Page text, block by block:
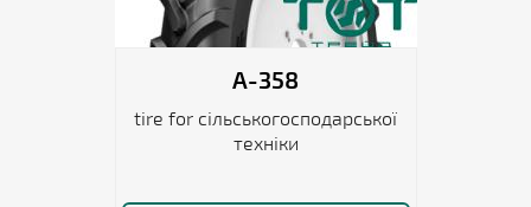
A-358
tire for сільськогосподарської
техніки